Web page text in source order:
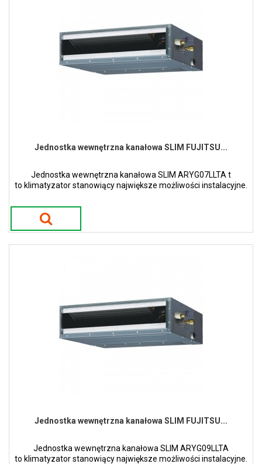
Jednostka wewnętrzna kanałowa SLIM FUJITSU...
Jednostka wewnętrzna kanałowa SLIM ARYG07LLTA t
to klimatyzator stanowiący największe możliwości instalacyjne.
Jednostka wewnętrzna kanałowa SLIM FUJITSU...
Jednostka wewnętrzna kanałowa SLIM ARYG09LLTA
to klimatyzator stanowiący największe możliwości instalacyjne.